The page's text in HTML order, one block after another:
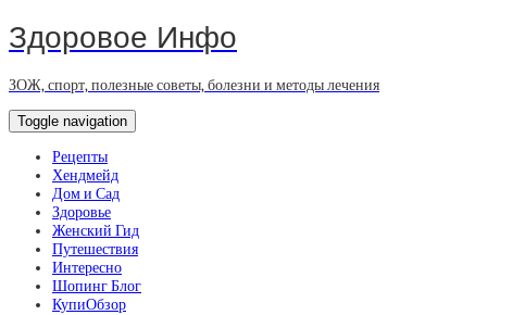
Здоровое Инфо
ЗОЖ, спорт, полезные советы, болезни и методы лечения
Toggle navigation
Рецепты
Хендмейд
Дом и Сад
Здоровье
Женский Гид
Путешествия
Интересно
Шопинг Блог
КупиОбзор